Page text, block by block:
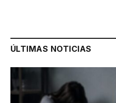
ÚLTIMAS NOTICIAS